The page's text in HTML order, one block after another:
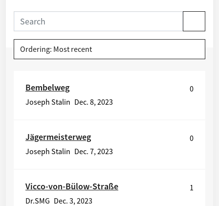
Ordering: Most recent
0
Bembelweg
Joseph Stalin Dec. 8, 2023
0
Jägermeisterweg
Joseph Stalin Dec. 7, 2023
1
Vicco-von-Bülow-Straße
Dr.SMG Dec. 3, 2023